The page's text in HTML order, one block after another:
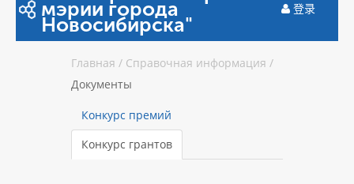
мэрии города
Новосибирска"
登录
Главная / Справочная информация /
Документы
Конкурс премий
Конкурс грантов